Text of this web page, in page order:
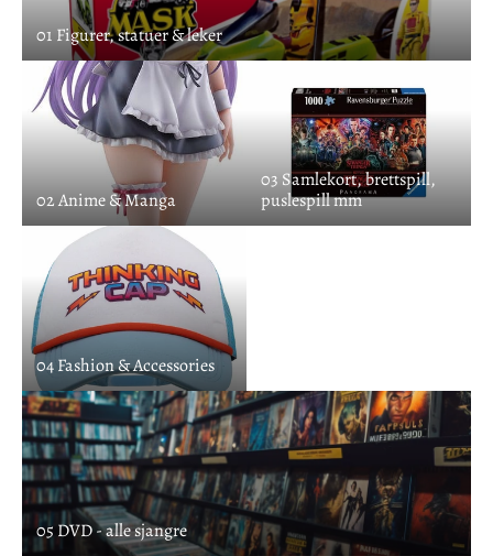
01 Figurer, statuer & leker
02 Anime & Manga
03 Samlekort, brettspill,
puslespill mm
04 Fashion & Accessories
05 DVD - alle sjangre